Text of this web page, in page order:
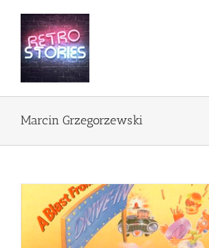
zawartości
Marcin Grzegorzewski